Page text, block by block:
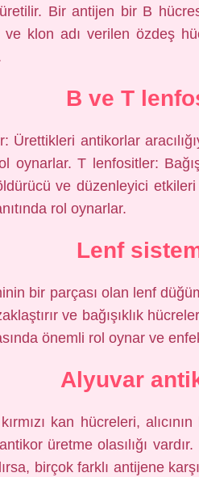
Bir antijen bir B
ve klon adı verilen özdeş
B ve T
Ürettikleri antikorlar
oynarlar. T lenfositler:
ve düzenleyici etkileri
rol oynarlar.
Lenf
bir parçası olan lenf
ve bağışıklık
önemli rol oynar ve
Alyuvar
kan hücreleri,
üretme olasılığı
birçok farklı antijene